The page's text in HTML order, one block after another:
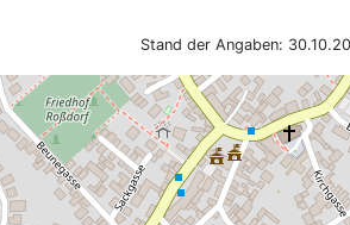
Stand der Angaben: